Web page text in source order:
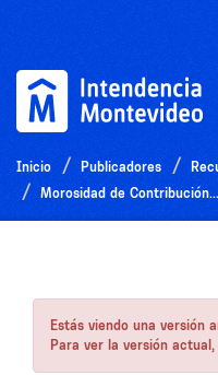
Inicio Publicadores
Morosidad de Contribución...
Estás viendo una versión
Para ver la versión